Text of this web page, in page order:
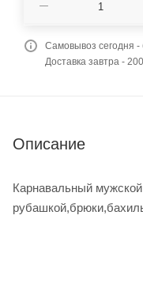
Самовывоз сегодня -
Доставка завтра -
Описание
Карнавальный